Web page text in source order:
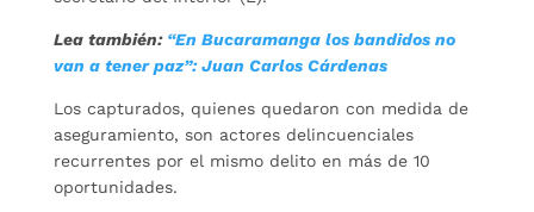
Lea también: “En Bucaramanga los bandidos no
van a tener paz”: Juan Carlos Cárdenas
Los capturados, quienes quedaron con medida de
aseguramiento, son actores delincuenciales
recurrentes por el mismo delito en más de 10
oportunidades.